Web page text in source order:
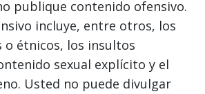
publique contenido ofensivo.
incluye, entre otros, los
o étnicos, los insultos
sexual explícito y el
Usted no puede divulgar